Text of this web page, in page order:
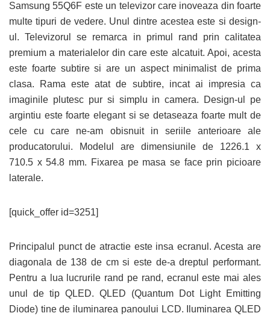
Samsung 55Q6F este un televizor care inoveaza din foarte
multe tipuri de vedere. Unul dintre acestea este si design-
ul. Televizorul se remarca in primul rand prin calitatea
premium a materialelor din care este alcatuit. Apoi, acesta
este foarte subtire si are un aspect minimalist de prima
clasa. Rama este atat de subtire, incat ai impresia ca
imaginile plutesc pur si simplu in camera. Design-ul pe
argintiu este foarte elegant si se detaseaza foarte mult de
cele cu care ne-am obisnuit in seriile anterioare ale
producatorului. Modelul are dimensiunile de 1226.1 x
710.5 x 54.8 mm. Fixarea pe masa se face prin picioare
laterale.
[quick_offer id=3251]
Principalul punct de atractie este insa ecranul. Acesta are
diagonala de 138 de cm si este de-a dreptul performant.
Pentru a lua lucrurile rand pe rand, ecranul este mai ales
unul de tip QLED. QLED (Quantum Dot Light Emitting
Diode) tine de iluminarea panoului LCD. Iluminarea QLED